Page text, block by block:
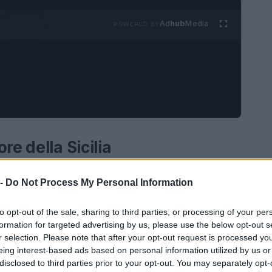
Do Not Process My Personal Information
opt-out of the sale, sharing to third parties, or processing of your
for targeted advertising by us, please use the below opt-out
selection. Please note that after your opt-out request is processed
interest-based ads based on personal information utilized by us
to third parties prior to your opt-out. You may separately
AdhubMedia
della Sicilia
orientale della Sicilia, si ergono come un
Questa catena montuosa, che si
da un paesaggio variegato che offre
e del trekking. Tra le vette più
per la sua forma slanciata e piramidale,
di Sicilia”. Con i suoi 1.340 metri di altitudine,